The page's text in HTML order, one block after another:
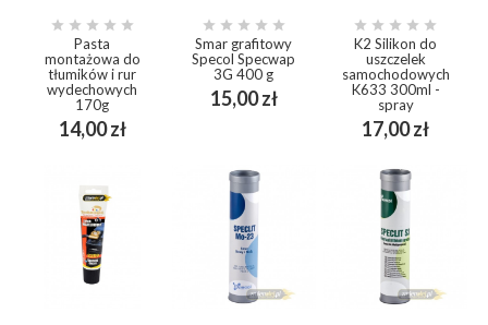
    
Pasta
montażowa do
tłumików i rur
wydechowych
170g
14,00 złCena
    
Smar grafitowy
Specol Specwap
3G 400 g
15,00 złCena
    
K2 Silikon do
uszczelek
samochodowych
K633 300ml -
spray
17,00 złCena